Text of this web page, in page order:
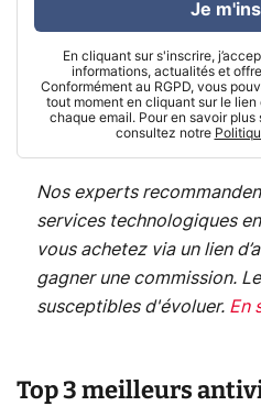
En cliquant sur s'inscrire,
informations, actualités et
Conformément au RGPD, vous
tout moment en cliquant sur le
chaque email. Pour en savoir plus
consultez notre
Je
Nos experts
services technologiques
vous achetez via un lien
gagner une commission.
susceptibles d'évoluer. En
Top 3 meilleurs